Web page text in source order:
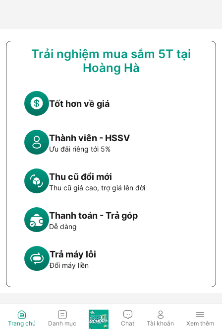
Trải nghiệm mua sắm 5T tại
Hoàng Hà
Tốt hơn về giá
Thành viên - HSSV
Ưu đãi riêng tới 5%
Thu cũ đổi mới
Thu cũ giá cao, trợ giá lên đời
Thanh toán - Trả góp
Dễ dàng
Trả máy lỗi
Đổi máy liền
Trang chủ Danh mục Chat Tài khoản Xem thêm